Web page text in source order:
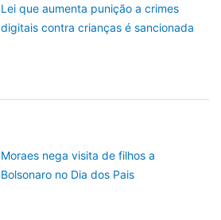
Lei que aumenta punição a crimes
digitais contra crianças é sancionada
Moraes nega visita de filhos a
Bolsonaro no Dia dos Pais